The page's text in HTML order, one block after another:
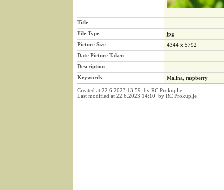
Title
File Type
jpg
Picture Size
4344 x 5792
Date Picture Taken
Description
Keywords
Malina, raspberry
Created at 22.6.2023 13:59 by RC Prokuplje
Last modified at 22.6.2023 14:10 by RC Prokuplje